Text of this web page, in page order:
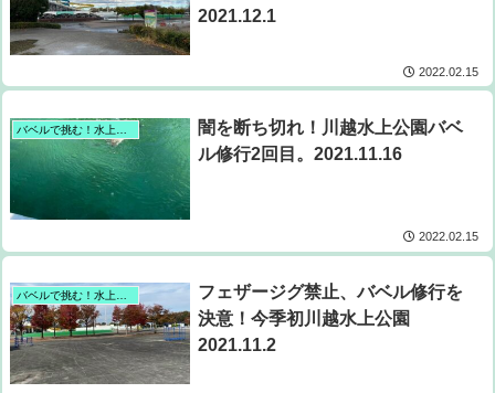
2021.12.1
2022.02.15
バベルで挑む！水上公園プールトラウト攻略計画。
闇を断ち切れ！川越水上公園バベ
ル修行2回目。2021.11.16
2022.02.15
フェザージグ禁止、バベル修行を
決意！今季初川越水上公園
2021.11.2